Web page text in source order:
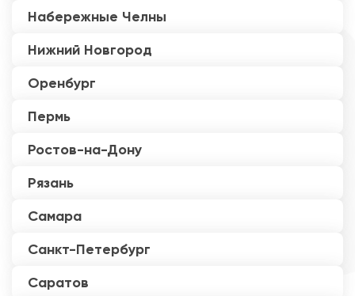
Набережные Челны
Нижний Новгород
Оренбург
Пермь
Ростов-на-Дону
Рязань
Самара
Санкт-Петербург
Саратов